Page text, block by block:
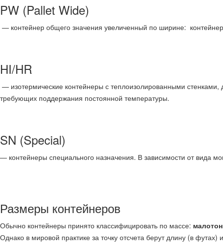
PW (Pallet Wide)
— контейнер общего значения увеличенный по ширине:
HI/HR
— изотермические контейнеры с теплоизолированными
требующих поддержания постоянной температуры.
SN (Special)
— контейнеры специального назначения. В зависимости от вида
Размеры контейнеров
Обычно контейнеры принято классифицировать по массе:
Однако в мировой практике за точку отсчета берут длину (в